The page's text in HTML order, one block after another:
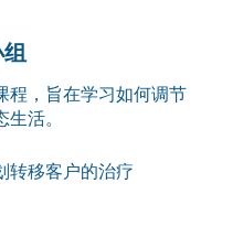
程，旨在学习如何调节
活。
转移客户的治疗